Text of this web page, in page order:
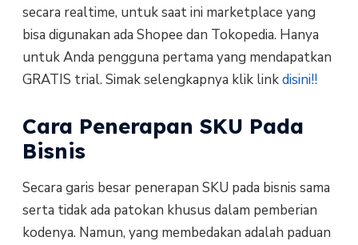
secara realtime, untuk saat ini marketplace yang
bisa digunakan ada Shopee dan Tokopedia. Hanya
untuk Anda pengguna pertama yang mendapatkan
GRATIS trial. Simak selengkapnya klik linkdisini!!
Cara Penerapan SKU Pada
Bisnis
Secara garis besar penerapan SKU pada bisnis sama
serta tidak ada patokan khusus dalam pemberian
kodenya. Namun, yang membedakan adalah paduan